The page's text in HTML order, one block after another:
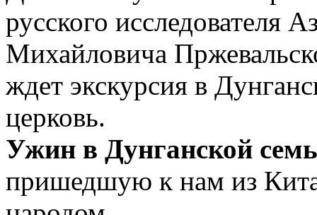
русского исследователя
Михайловича
ждет экскурсия в
церковь.
Ужин в Дунганской
пришедшую к нам из